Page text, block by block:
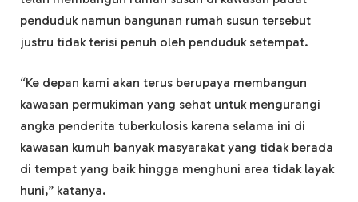
penduduk namun bangunan rumah susun tersebut
justru tidak terisi penuh oleh penduduk setempat.
“Ke depan kami akan terus berupaya membangun
kawasan permukiman yang sehat untuk mengurangi
angka penderita tuberkulosis karena selama ini di
kawasan kumuh banyak masyarakat yang tidak berada
di tempat yang baik hingga menghuni area tidak layak
huni,” katanya.